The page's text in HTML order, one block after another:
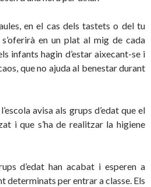
en el cas dels tastets o del tu
s’oferirà en un plat al mig de cada
infants hagin d’estar aixecant-se i
que no ajuda al benestar durant
avisa als grups d’edat que el
i que s’ha de realitzar la higiene
d’edat han acabat i esperen a
determinats per entrar a classe. Els